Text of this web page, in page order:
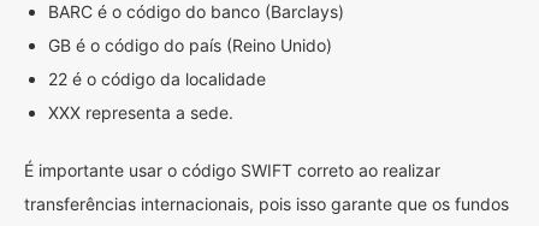
BARC é o código do banco (Barclays)
GB é o código do país (Reino Unido)
22 é o código da localidade
XXX representa a sede.
É importante usar o código SWIFT correto ao realizar
transferências internacionais, pois isso garante que os fundos